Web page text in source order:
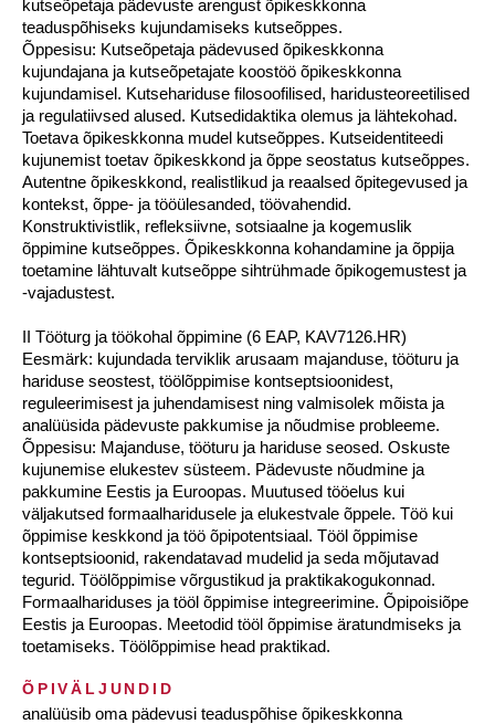
kutseõpetaja pädevuste arengust õpikeskkonna
teaduspõhiseks kujundamiseks kutseõppes.
Õppesisu: Kutseõpetaja pädevused õpikeskkonna
kujundajana ja kutseõpetajate koostöö õpikeskkonna
kujundamisel. Kutsehariduse filosoofilised, haridusteoreetilised
ja regulatiivsed alused. Kutsedidaktika olemus ja lähtekohad.
Toetava õpikeskkonna mudel kutseõppes. Kutseidentiteedi
kujunemist toetav õpikeskkond ja õppe seostatus kutseõppes.
Autentne õpikeskkond, realistlikud ja reaalsed õpitegevused ja
kontekst, õppe- ja tööülesanded, töövahendid.
Konstruktivistlik, refleksiivne, sotsiaalne ja kogemuslik
õppimine kutseõppes. Õpikeskkonna kohandamine ja õppija
toetamine lähtuvalt kutseõppe sihtrühmade õpikogemustest ja
-vajadustest.
II Tööturg ja töökohal õppimine (6 EAP, KAV7126.HR)
Eesmärk: kujundada terviklik arusaam majanduse, tööturu ja
hariduse seostest, töölõppimise kontseptsioonidest,
reguleerimisest ja juhendamisest ning valmisolek mõista ja
analüüsida pädevuste pakkumise ja nõudmise probleeme.
Õppesisu: Majanduse, tööturu ja hariduse seosed. Oskuste
kujunemise elukestev süsteem. Pädevuste nõudmine ja
pakkumine Eestis ja Euroopas. Muutused tööelus kui
väljakutsed formaalharidusele ja elukestvale õppele. Töö kui
õppimise keskkond ja töö õpipotentsiaal. Tööl õppimise
kontseptsioonid, rakendatavad mudelid ja seda mõjutavad
tegurid. Töölõppimise võrgustikud ja praktikakogukonnad.
Formaalhariduses ja tööl õppimise integreerimine. Õpipoisiõpe
Eestis ja Euroopas. Meetodid tööl õppimise äratundmiseks ja
toetamiseks. Töölõppimise head praktikad.
ÕPIVÄLJUNDID
analüüsib oma pädevusi teaduspõhise õpikeskkonna